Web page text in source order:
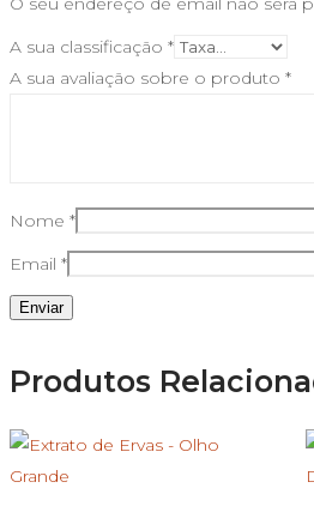
A sua classificação *
A sua avaliação sobre o produto *
Nome *
Email *
Produtos